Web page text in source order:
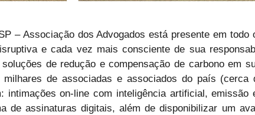
– Associação dos Advogados está presente em
e cada vez mais consciente de sua
de redução e compensação de carbono em
milhares de associadas e associados do país
intimações on-line com inteligência artificial,
de assinaturas digitais, além de disponibilizar um